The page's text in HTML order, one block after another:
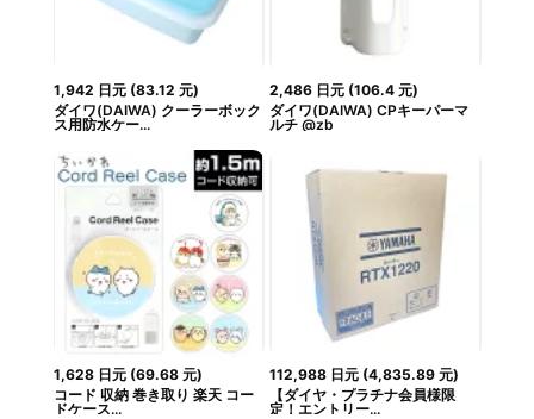
1,942 日元(83.12 元)
ダイワ(DAIWA) クーラーボック
ス用防水ケー...
2,486 日元 (106.4 元)
ダイワ(DAIWA) CPキーパーマ
ルチ @zb
1,628 日元(69.68 元)
コード 収納 巻き取り 楽天 コー
ドケース...
112,988 日元 (4,835.89 元)
【ダイヤ・プラチナ会員様限
定！エントリー...